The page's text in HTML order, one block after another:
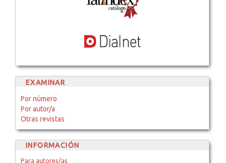
EXAMINAR
Por número
Por autor/a
Otras revistas
INFORMACIÓN
Para autores/as